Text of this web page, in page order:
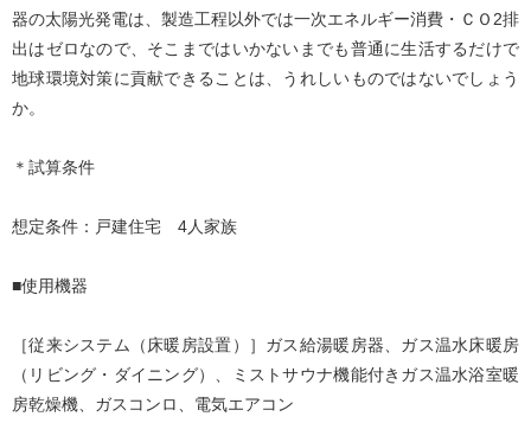
器の太陽光発電は、製造工程以外では一次エネルギー消費・ＣＯ2排
出はゼロなので、そこまではいかないまでも普通に生活するだけで
地球環境対策に貢献できることは、うれしいものではないでしょう
か。
＊試算条件
想定条件：戸建住宅 4人家族
■使用機器
［従来システム（床暖房設置）］ガス給湯暖房器、ガス温水床暖房
（リビング・ダイニング）、ミストサウナ機能付きガス温水浴室暖
房乾燥機、ガスコンロ、電気エアコン